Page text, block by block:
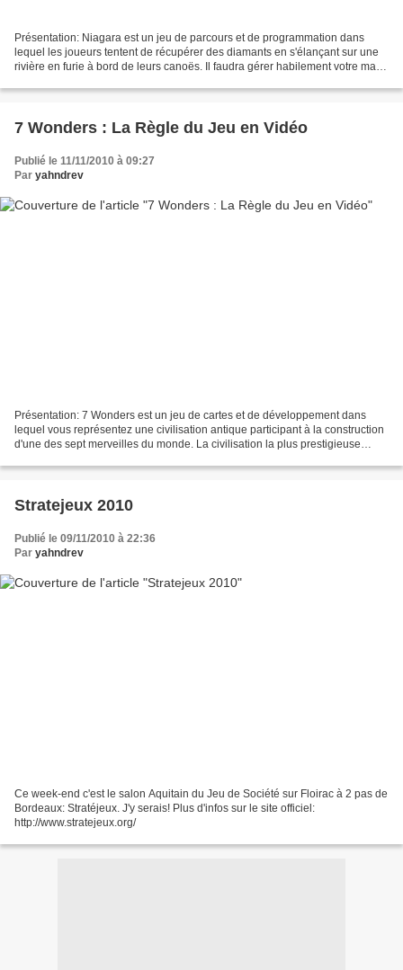
Présentation: Niagara est un jeu de parcours et de programmation dans
lequel les joueurs tentent de récupérer des diamants en s'élançant sur une
rivière en furie à bord de leurs canoës. Il faudra gérer habilement votre main
7 Wonders : La Règle du Jeu en Vidéo
Publié le 11/11/2010 à 09:27
Par yahndrev
Présentation: 7 Wonders est un jeu de cartes et de développement dans
lequel vous représentez une civilisation antique participant à la construction
d'une des sept merveilles du monde. La civilisation la plus prestigieuse
Stratejeux 2010
Publié le 09/11/2010 à 22:36
Par yahndrev
Ce week-end c'est le salon Aquitain du Jeu de Société sur Floirac à 2 pas de
Bordeaux: Stratéjeux. J'y serais! Plus d'infos sur le site officiel:
http://www.stratejeux.org/